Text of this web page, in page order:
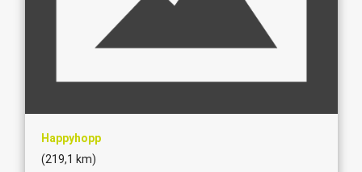
Happyhopp
(219,1 km)